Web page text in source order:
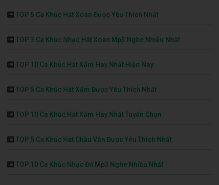
TOP 5 Ca Khúc Hát Xoan Được Yêu Thích Nhất
TOP 3 Ca Khúc Nhạc Hát Xoan Mp3 Nghe Nhiều Nhất
TOP 10 Ca Khúc Hát Xẩm Hay Nhất Hiện Nay
TOP 5 Ca Khúc Hát Xẩm Được Yêu Thích Nhất
TOP 10 Ca Khúc Hát Xẩm Hay Nhất Tuyển Chọn
TOP 5 Ca Khúc Hát Chầu Văn Được Yêu Thích Nhất
TOP 10 Ca Khúc Nhạc Đỏ Mp3 Nghe Nhiều Nhất